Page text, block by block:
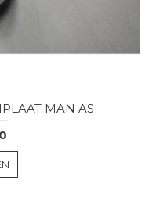
MAN AS